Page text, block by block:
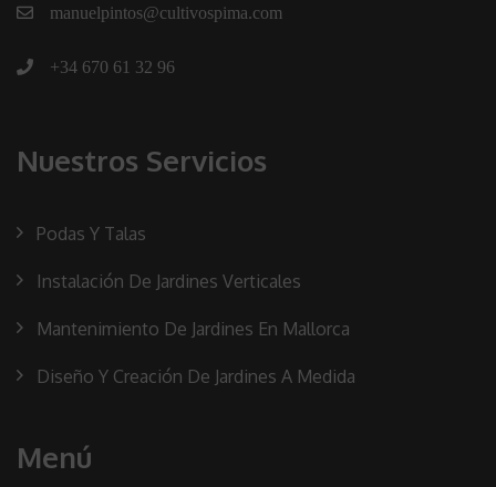
manuelpintos@cultivospima.com
+34 670 61 32 96
Nuestros Servicios
Podas Y Talas
Instalación De Jardines Verticales
Mantenimiento De Jardines En Mallorca
Diseño Y Creación De Jardines A Medida
Menú